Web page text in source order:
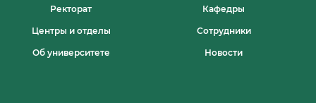
Ректорат Кафедры
Центры и отделы Сотрудники
Об университете Новости